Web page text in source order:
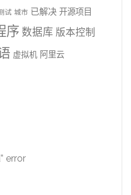
试 城市 已解决 开源项目
序 数据库 版本控制
虚拟机 阿里云
error